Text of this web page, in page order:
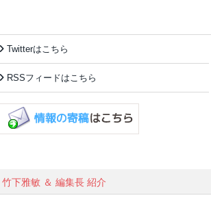
Twitterはこちら
RSSフィードはこちら
竹下雅敏 ＆ 編集長 紹介